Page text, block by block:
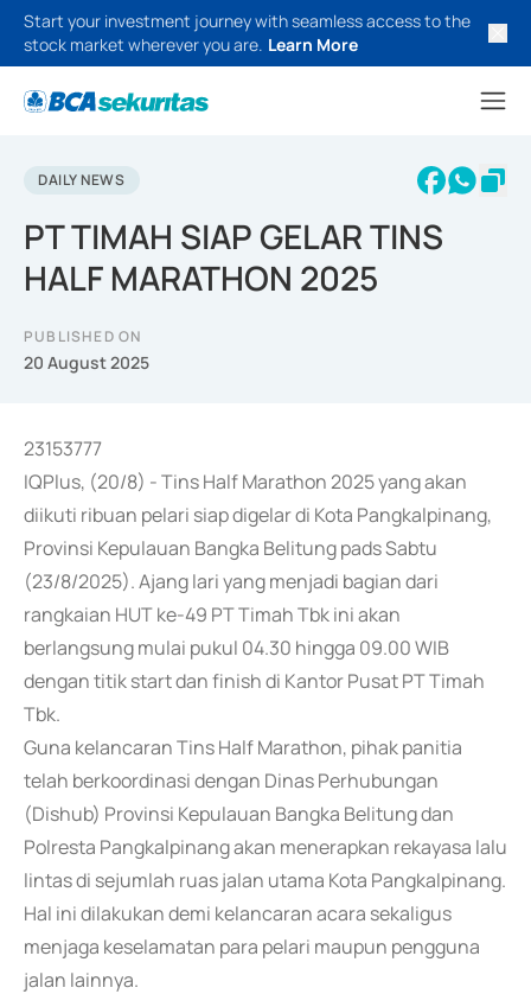
Start your investment journey with seamless access to the
stock market wherever you are. Learn More
DAILY NEWS
PT TIMAH SIAP GELAR TINS
HALF MARATHON 2025
PUBLISHED ON
20 August 2025
23153777
IQPlus, (20/8) - Tins Half Marathon 2025 yang akan
diikuti ribuan pelari siap digelar di Kota Pangkalpinang,
Provinsi Kepulauan Bangka Belitung pads Sabtu
(23/8/2025). Ajang lari yang menjadi bagian dari
rangkaian HUT ke-49 PT Timah Tbk ini akan
berlangsung mulai pukul 04.30 hingga 09.00 WIB
dengan titik start dan finish di Kantor Pusat PT Timah
Tbk.
Guna kelancaran Tins Half Marathon, pihak panitia
telah berkoordinasi dengan Dinas Perhubungan
(Dishub) Provinsi Kepulauan Bangka Belitung dan
Polresta Pangkalpinang akan menerapkan rekayasa lalu
lintas di sejumlah ruas jalan utama Kota Pangkalpinang.
Hal ini dilakukan demi kelancaran acara sekaligus
menjaga keselamatan para pelari maupun pengguna
jalan lainnya.